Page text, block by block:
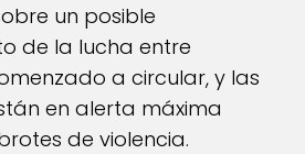
un posible
de la lucha entre
a circular, y las
en alerta máxima
de violencia.